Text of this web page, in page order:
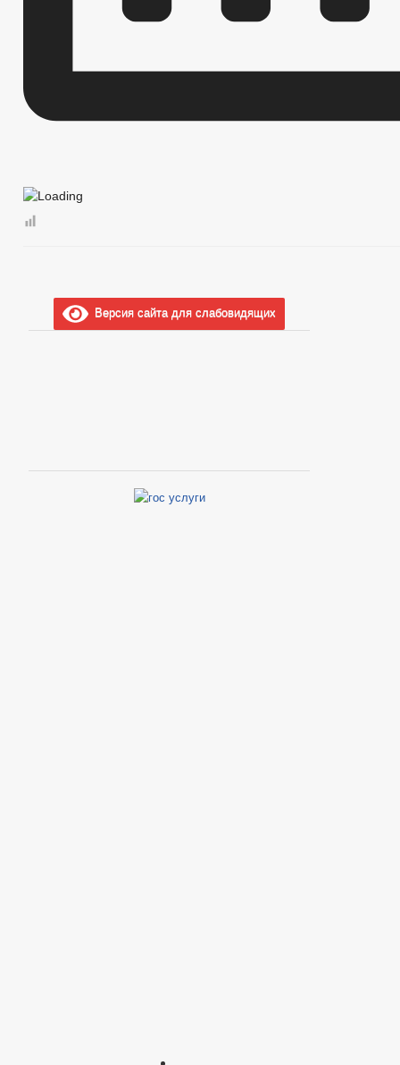
Версия сайта для слабовидящих